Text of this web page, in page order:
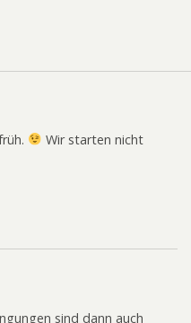
Wir starten nicht
sind dann auch